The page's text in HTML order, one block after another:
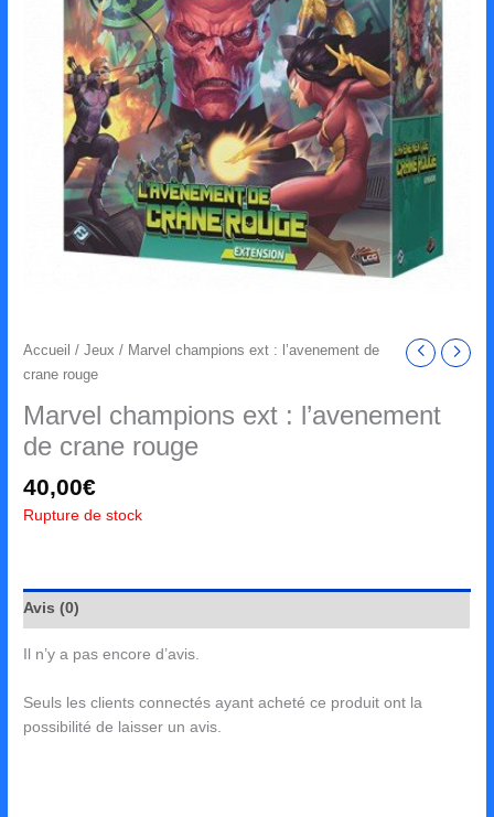
Accueil /Jeux / Marvel champions ext : l’avenement de
crane rouge
Marvel champions ext : l’avenement
de crane rouge
40,00€
Rupture de stock
Avis (0)
Il n’y a pas encore d’avis.
Seuls les clients connectés ayant acheté ce produit ont la
possibilité de laisser un avis.